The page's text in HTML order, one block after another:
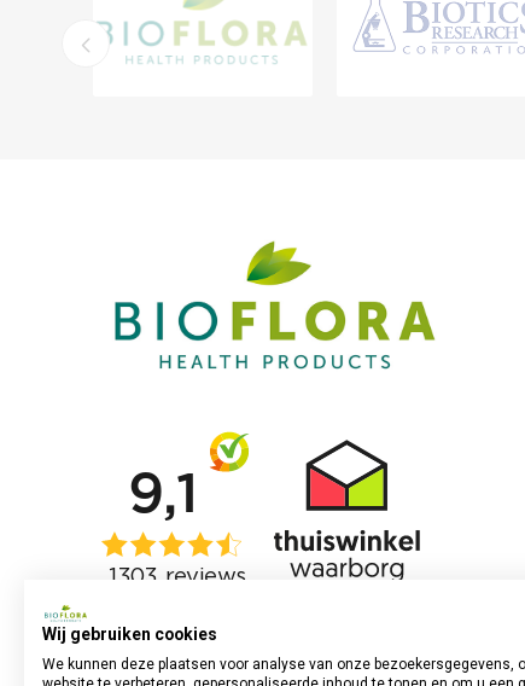
Wij gebruiken cookies
We kunnen deze plaatsen voor analyse van onze bezoekersgegevens,